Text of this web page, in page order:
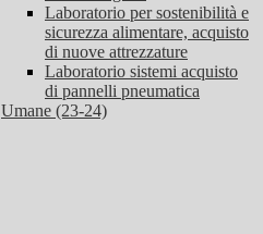
Laboratorio per sostenibilità e
sicurezza alimentare, acquisto
di nuove attrezzature
Laboratorio sistemi acquisto
di pannelli pneumatica
Umane (23-24)